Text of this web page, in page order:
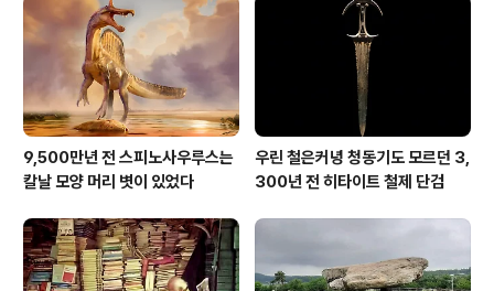
9,500만년 전 스피노사우루스는
칼날 모양 머리 볏이 있었다
우린 철은커녕 청동기도 모르던 3,
300년 전 히타이트 철제 단검